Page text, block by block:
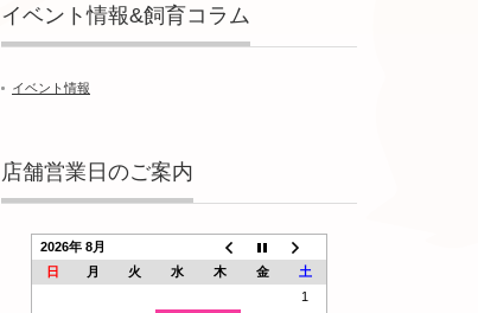
イベント情報&飼育コラム
イベント情報
店舗営業日のご案内
2026年 8月
日
月 火 水 木 金
土
1